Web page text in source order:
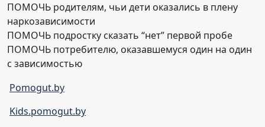
ПОМОЧЬ родителям, чьи дети оказались в плену
наркозависимости
ПОМОЧЬ подростку сказать “нет” первой пробе
ПОМОЧЬ потребителю, оказавшемуся один на один
с зависимостью
Pomogut.by
Kids.pomogut.by